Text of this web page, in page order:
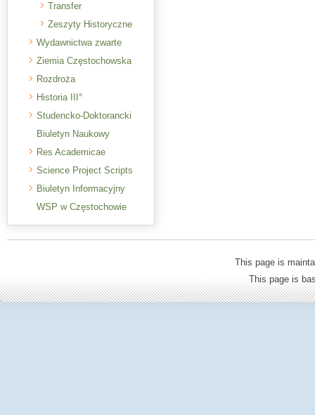
Transfer
Zeszyty Historyczne
Wydawnictwa zwarte
Ziemia Częstochowska
Rozdroża
Historia III°
Studencko-Doktorancki
Biuletyn Naukowy
Res Academicae
Science Project Scripts
Biuletyn Informacyjny
WSP w Częstochowie
This page is
This page is